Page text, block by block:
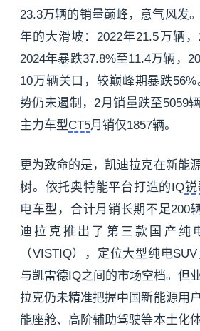
23.3万辆的销量巅峰，意气风发
年的大滑坡：2022年21.5万辆，
2024年暴跌37.8%至11.4万辆，
10万辆关口，较巅峰期暴跌
势仍未遏制，2月销量跌至5059
主力车型CT5月销仅1857辆。
更为致命的是，凯迪拉克在新能
树。依托奥特能平台打造的IQ锐
电车型，合计月销长期不足200
迪拉克推出了第三款国产纯
（VISTIQ），定位大型纯电
与凯雷德IQ之间的市场空档。但
拉克仍未精准把握中国新能源
能座舱、高阶辅助驾驶等本土化